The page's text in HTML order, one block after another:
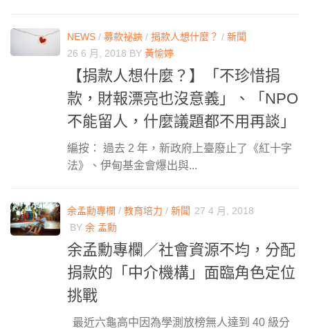
NEWS / 募款祕訣 / 捐款人想什麼？ / 新聞
26 6 月, 2018 BY 黃愉婷
【捐款人想什麼？】「不珍惜捐
款，財報漂亮也沒意義」、「NPO
不能留人，什麼議題都不用再談」
編按： 過去 2 年，新政府上臺廢止了《紅十字
法》、伊甸基金會爆出與...
余孟勳專欄 / 教育培力 / 新聞 27 4 月, 2018
BY 余 孟勳
余孟勳專欄／社會資源不均，分配
捐款的「中介機構」面臨角色定位
挑戰
最近六龜高中因為學測放榜無人達到 40 級分